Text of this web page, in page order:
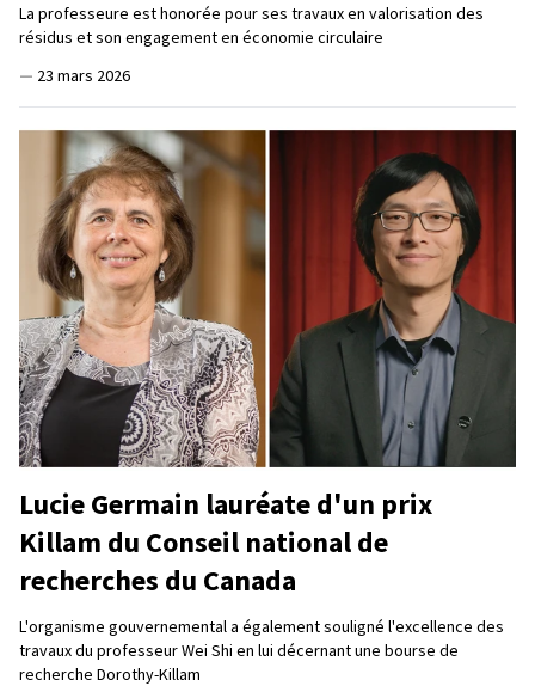
La professeure est honorée pour ses travaux en valorisation des
résidus et son engagement en économie circulaire
— 23 mars 2026
Lucie Germain lauréate d'un prix
Killam du Conseil national de
recherches du Canada
L'organisme gouvernemental a également souligné l'excellence des
travaux du professeur Wei Shi en lui décernant une bourse de
recherche Dorothy-Killam